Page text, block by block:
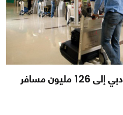
رفع توقعات نمو مطارات دبي إلى 126 مليون مسافر